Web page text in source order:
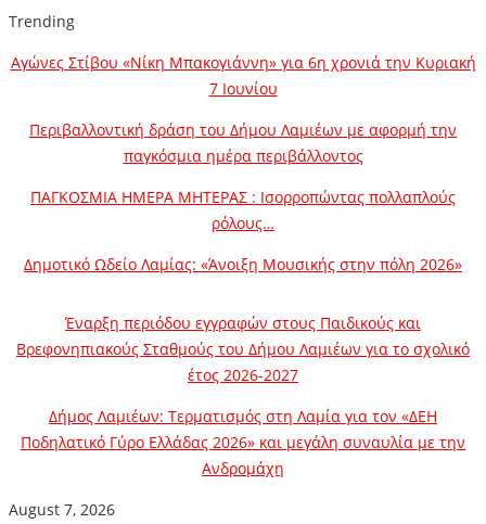
Trending
Αγώνες Στίβου «Νίκη Μπακογιάννη» για 6η χρονιά την Κυριακή
7 Ιουνίου
Περιβαλλοντική δράση του Δήμου Λαμιέων με αφορμή την
παγκόσμια ημέρα περιβάλλοντος
ΠΑΓΚΟΣΜΙΑ ΗΜΕΡΑ ΜΗΤΕΡΑΣ : Ισορροπώντας πολλαπλούς
ρόλους…
Δημοτικό Ωδείο Λαμίας: «Άνοιξη Μουσικής στην πόλη 2026»
Έναρξη περιόδου εγγραφών στους Παιδικούς και
Βρεφονηπιακούς Σταθμούς του Δήμου Λαμιέων για το σχολικό
έτος 2026-2027
Δήμος Λαμιέων: Τερματισμός στη Λαμία για τον «ΔΕΗ
Ποδηλατικό Γύρο Ελλάδας 2026» και μεγάλη συναυλία με την
Ανδρομάχη
August 7, 2026